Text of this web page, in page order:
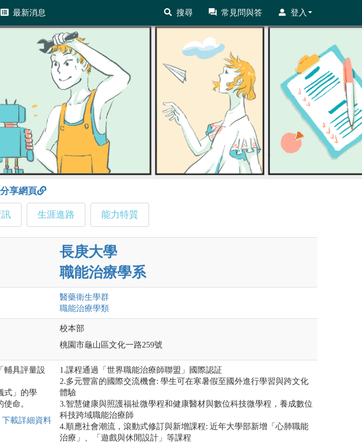
最新消息 搜尋 常見問與答 登入
分享網頁
生涯進路 能力特質
長庚大學
職能治療學系
醫藥衛生學群
職能治療學類
校本部
桃園市龜山區文化一路259號
輔具評量設
式」的學
命。
下載詳細資料
1.課程通過「世界職能治療師聯盟」國際認証
2.多元豐富的國際交流機會: 學生可在寒暑假至國外進行學習與跨文化
體驗
3.智慧健康與照護福祉微學程和健康醫材與數位科技微學程，養成數位
科技跨域職能治療師
4.順應社會潮流，滾動式修訂與新增課程: 近年大學部新增「心肺職能
治療」、「遊戲與休閒設計」等課程